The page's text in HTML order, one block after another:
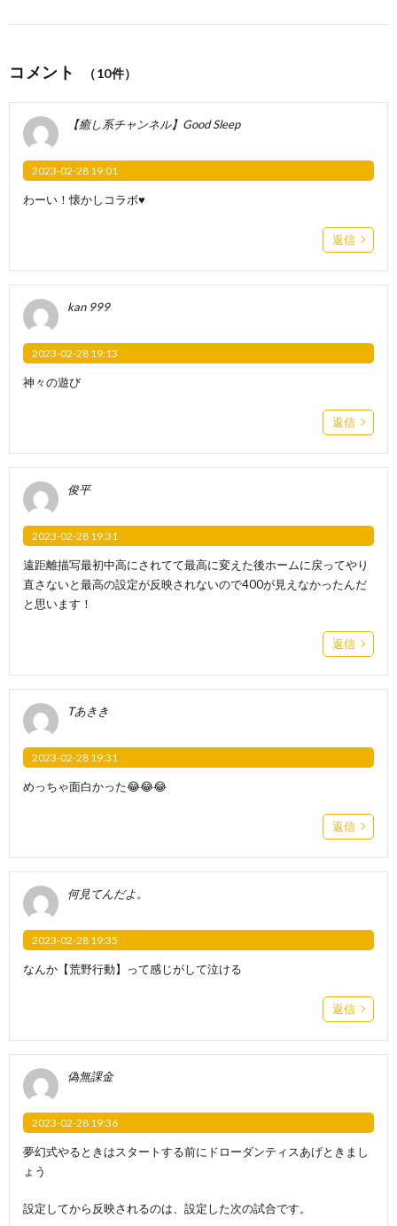
コメント （10件）
【癒し系チャンネル】Good Sleep
2023-02-28 19:01
わーい！懐かしコラボ♥
返信
kan 999
2023-02-28 19:13
神々の遊び
返信
俊平
2023-02-28 19:31
遠距離描写最初中高にされてて最高に変えた後ホームに戻ってやり
直さないと最高の設定が反映されないので400が見えなかったんだ
と思います！
返信
Tあきき
2023-02-28 19:31
めっちゃ面白かった😂😂😂
返信
何見てんだよ。
2023-02-28 19:35
なんか【荒野行動】って感じがして泣ける
返信
偽無課金
2023-02-28 19:36
夢幻式やるときはスタートする前にドローダンティスあげときまし
ょう
設定してから反映されるのは、設定した次の試合です。